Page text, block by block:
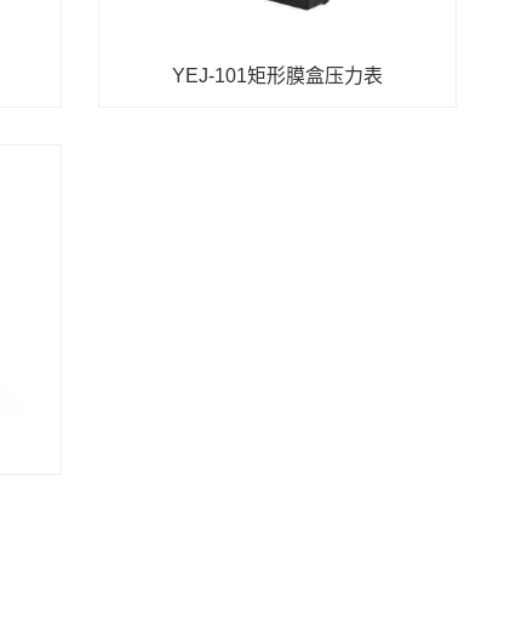
YEJ-101矩形膜盒压力表